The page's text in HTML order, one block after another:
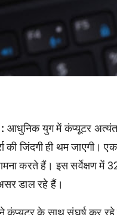
आधुनिक युग में कंप्यूटर अत्यंत
की जिंदगी ही थम
करते हैं। इस सर्वेक्षण में
डाल रहे हैं।
कंप्यूटर के साथ संघर्ष कर